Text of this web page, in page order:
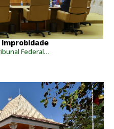
Improbidade
Federal…